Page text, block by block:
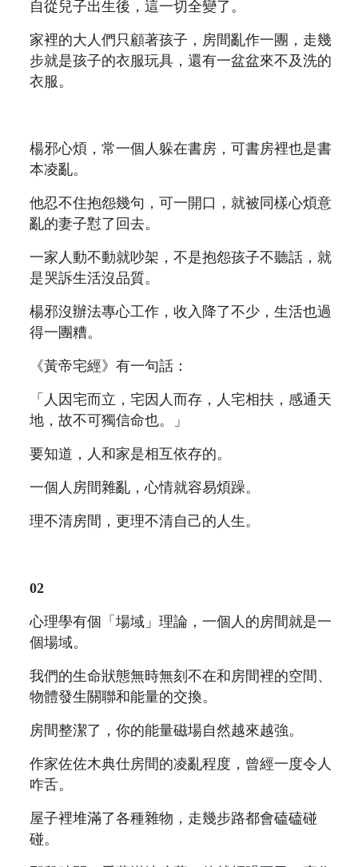
自從兒子出生後，這一切全變了。
家裡的大人們只顧著孩子，房間亂作一團，走幾
步就是孩子的衣服玩具，還有一盆盆來不及洗的
衣服。
楊邪心煩，常一個人躲在書房，可書房裡也是書
本凌亂。
他忍不住抱怨幾句，可一開口，就被同樣心煩意
亂的妻子懟了回去。
一家人動不動就吵架，不是抱怨孩子不聽話，就
是哭訴生活沒品質。
楊邪沒辦法專心工作，收入降了不少，生活也過
得一團糟。
《黃帝宅經》有一句話：
「人因宅而立，宅因人而存，人宅相扶，感通天
地，故不可獨信命也。」
要知道，人和家是相互依存的。
一個人房間雜亂，心情就容易煩躁。
理不清房間，更理不清自己的人生。
02
心理學有個「場域」理論，一個人的房間就是一
個場域。
我們的生命狀態無時無刻不在和房間裡的空間、
物體發生關聯和能量的交換。
房間整潔了，你的能量磁場自然越來越強。
作家佐佐木典仕房間的凌亂程度，曾經一度令人
咋舌。
屋子裡堆滿了各種雜物，走幾步路都會磕磕碰
碰。